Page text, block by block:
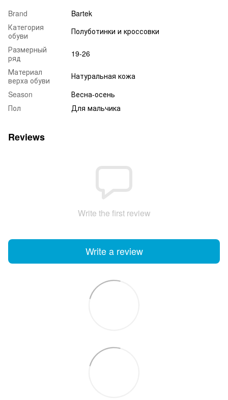
Brand
Bartek
Категория
обуви
Полуботинки и кроссовки
Размерный
ряд
19-26
Материал
верха обуви
Натуральная кожа
Season
Весна-осень
Пол
Для мальчика
Reviews
Write the first review
Write a review